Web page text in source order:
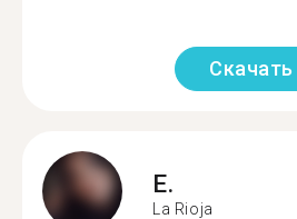
E.
La Rioja